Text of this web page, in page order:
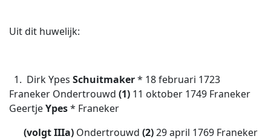
Uit dit huwelijk:
1. Dirk Ypes Schuitmaker* 18 februari 1723
Franeker Ondertrouwd (1) 11 oktober 1749 Franeker
GeertjeYpes* Franeker
(volgt IIIa) Ondertrouwd (2)29 april 1769 Franeker